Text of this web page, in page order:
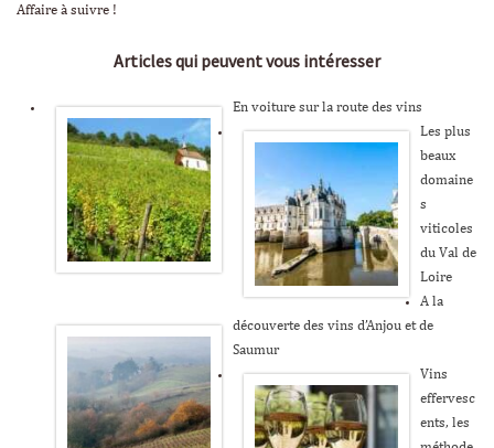
Affaire à suivre !
Articles qui peuvent vous intéresser
En voiture sur la route des vins
Les plus
beaux
domaine
s
viticoles
du Val de
Loire
A la
découverte des vins d’Anjou et de
Saumur
Vins
effervesc
ents, les